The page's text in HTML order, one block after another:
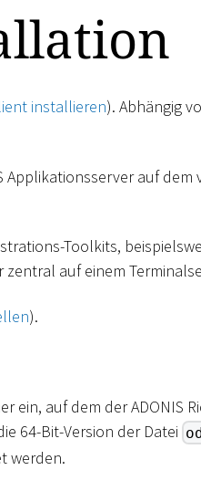
installieren). Abhängig
Applikationsserver auf dem
Toolkits,
auf einem
).
ein, auf dem der ADONIS
64-Bit-Version der Datei
werden.